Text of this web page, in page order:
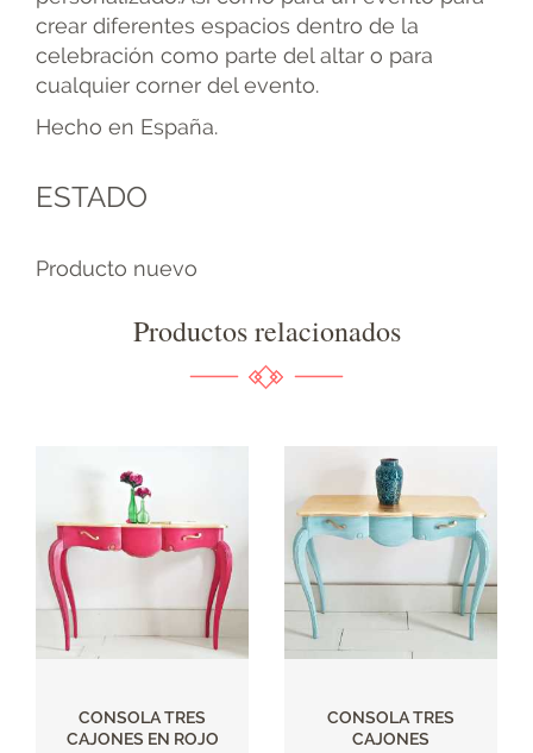
crear diferentes espacios dentro de la
celebración como parte del altar o para
cualquier corner del evento.
Hecho en España.
ESTADO
Producto nuevo
Productos relacionados
CONSOLA TRES
CAJONES EN ROJO
CONSOLA TRES
CAJONES